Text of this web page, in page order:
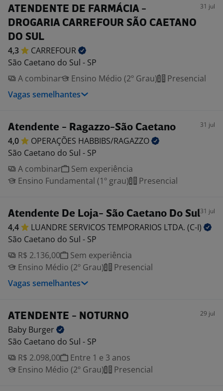
ATENDENTE DE FARMÁCIA -
DROGARIA CARREFOUR SÃO CAETANO
DO SUL
31 jul
4,3
CARREFOUR
São Caetano do Sul - SP
A combinar
Ensino Médio (2º Grau)
Presencial
Vagas semelhantes
Atendente - Ragazzo-São Caetano 31 jul
4,0 OPERAÇÕES HABBIBS/RAGAZZO
São Caetano do Sul - SP
A combinar
Sem experiência
Ensino Fundamental (1º grau)
Presencial
Atendente De Loja- São Caetano Do Sul31 jul
4,4 LUANDRE SERVICOS TEMPORARIOS LTDA. (C-I)
São Caetano do Sul - SP
R$ 2.136,00
Sem experiência
Ensino Médio (2º Grau)
Presencial
Vagas semelhantes
ATENDENTE - NOTURNO 29 jul
Baby Burger
São Caetano do Sul - SP
R$ 2.098,00
Entre 1 e 3 anos
Ensino Médio (2º Grau)
Presencial